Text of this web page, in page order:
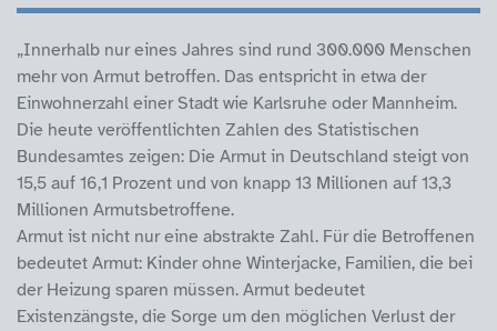
„Innerhalb nur eines Jahres sind rund 300.000 Menschen
mehr von Armut betroffen. Das entspricht in etwa der
Einwohnerzahl einer Stadt wie Karlsruhe oder Mannheim.
Die heute veröffentlichten Zahlen des Statistischen
Bundesamtes zeigen: Die Armut in Deutschland steigt von
15,5 auf 16,1 Prozent und von knapp 13 Millionen auf 13,3
Millionen Armutsbetroffene.
Armut ist nicht nur eine abstrakte Zahl. Für die Betroffenen
bedeutet Armut: Kinder ohne Winterjacke, Familien, die bei
der Heizung sparen müssen. Armut bedeutet
Existenzängste, die Sorge um den möglichen Verlust der